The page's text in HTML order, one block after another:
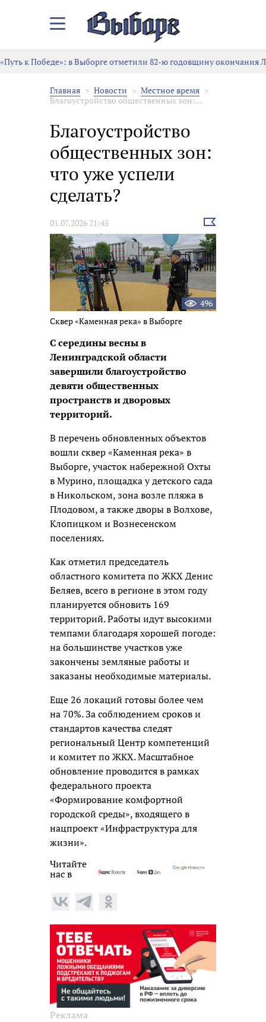
Закрыть/
меню
к Победе»: в Выборге отметили 82-ю годовщину окончания
Главная Новости
Местное время
Благоустройство общественных зон:...
Благоустройство
общественных зон:
что уже успели
сделать?
01.07.2026 21:45
Выбрать
новость
496
Сквер «Каменная река» в Выборге
С середины весны в
Ленинградской области
завершили благоустройство
девяти общественных
пространств и дворовых
территорий.
В перечень обновленных объектов
вошли сквер «Каменная река» в
Выборге, участок набережной Охты
в Мурино, площадка у детского сада
в Никольском, зона возле пляжа в
Плодовом, а также дворы в Волхове,
Клопицком и Вознесенском
поселениях.
Как отметил председатель
областного комитета по ЖКХ Денис
Беляев, всего в регионе в этом году
планируется обновить 169
территорий. Работы идут высокими
темпами благодаря хорошей погоде:
на большинстве участков уже
закончены земляные работы и
заказаны необходимые материалы.
Еще 26 локаций готовы более чем
на 70%. За соблюдением сроков и
стандартов качества следят
региональный Центр компетенций
и комитет по ЖКХ. Масштабное
обновление проводится в рамках
федерального проекта
«Формирование комфортной
городской среды», входящего в
нацпроект «Инфраструктура для
жизни».
Читайте
нас в
Реклама